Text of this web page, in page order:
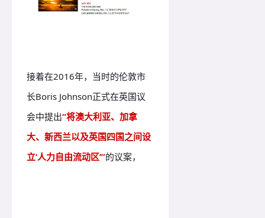
接着在2016年，当时的伦敦市
长Boris Johnson正式在英国议
会中提出“将澳大利亚、加拿
大、新西兰以及英国四国之间设
立‘人力自由流动区’”的议案，